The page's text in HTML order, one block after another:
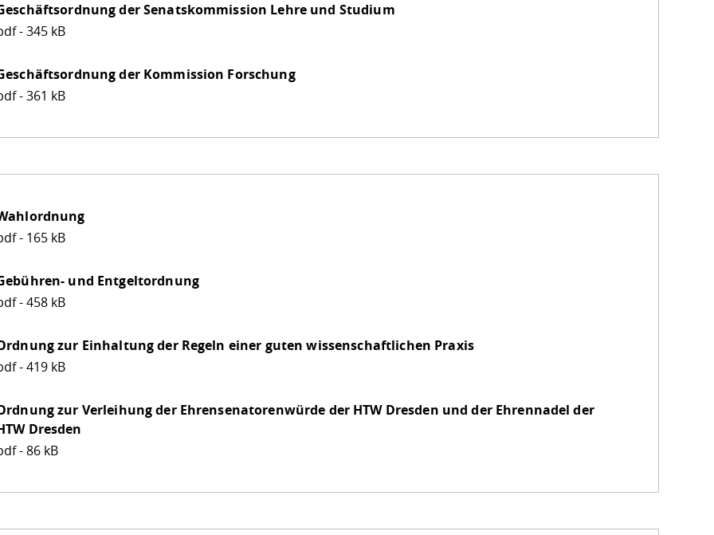
der Senatskommission Lehre und Studium
- 345 kB
der Kommission Forschung
- 361 kB
- 165 kB
und Entgeltordnung
- 458 kB
zur Einhaltung der Regeln einer guten wissenschaftlichen Praxis
- 419 kB
zur Verleihung der Ehrensenatorenwürde der HTW Dresden und der Ehrennadel der
Dresden
- 86 kB